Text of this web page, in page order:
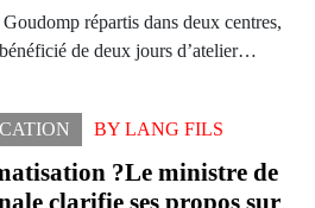
répartis dans deux centres,
de deux jours d’atelier…
BY LANG FILS
?Le ministre de
clarifie ses propos sur